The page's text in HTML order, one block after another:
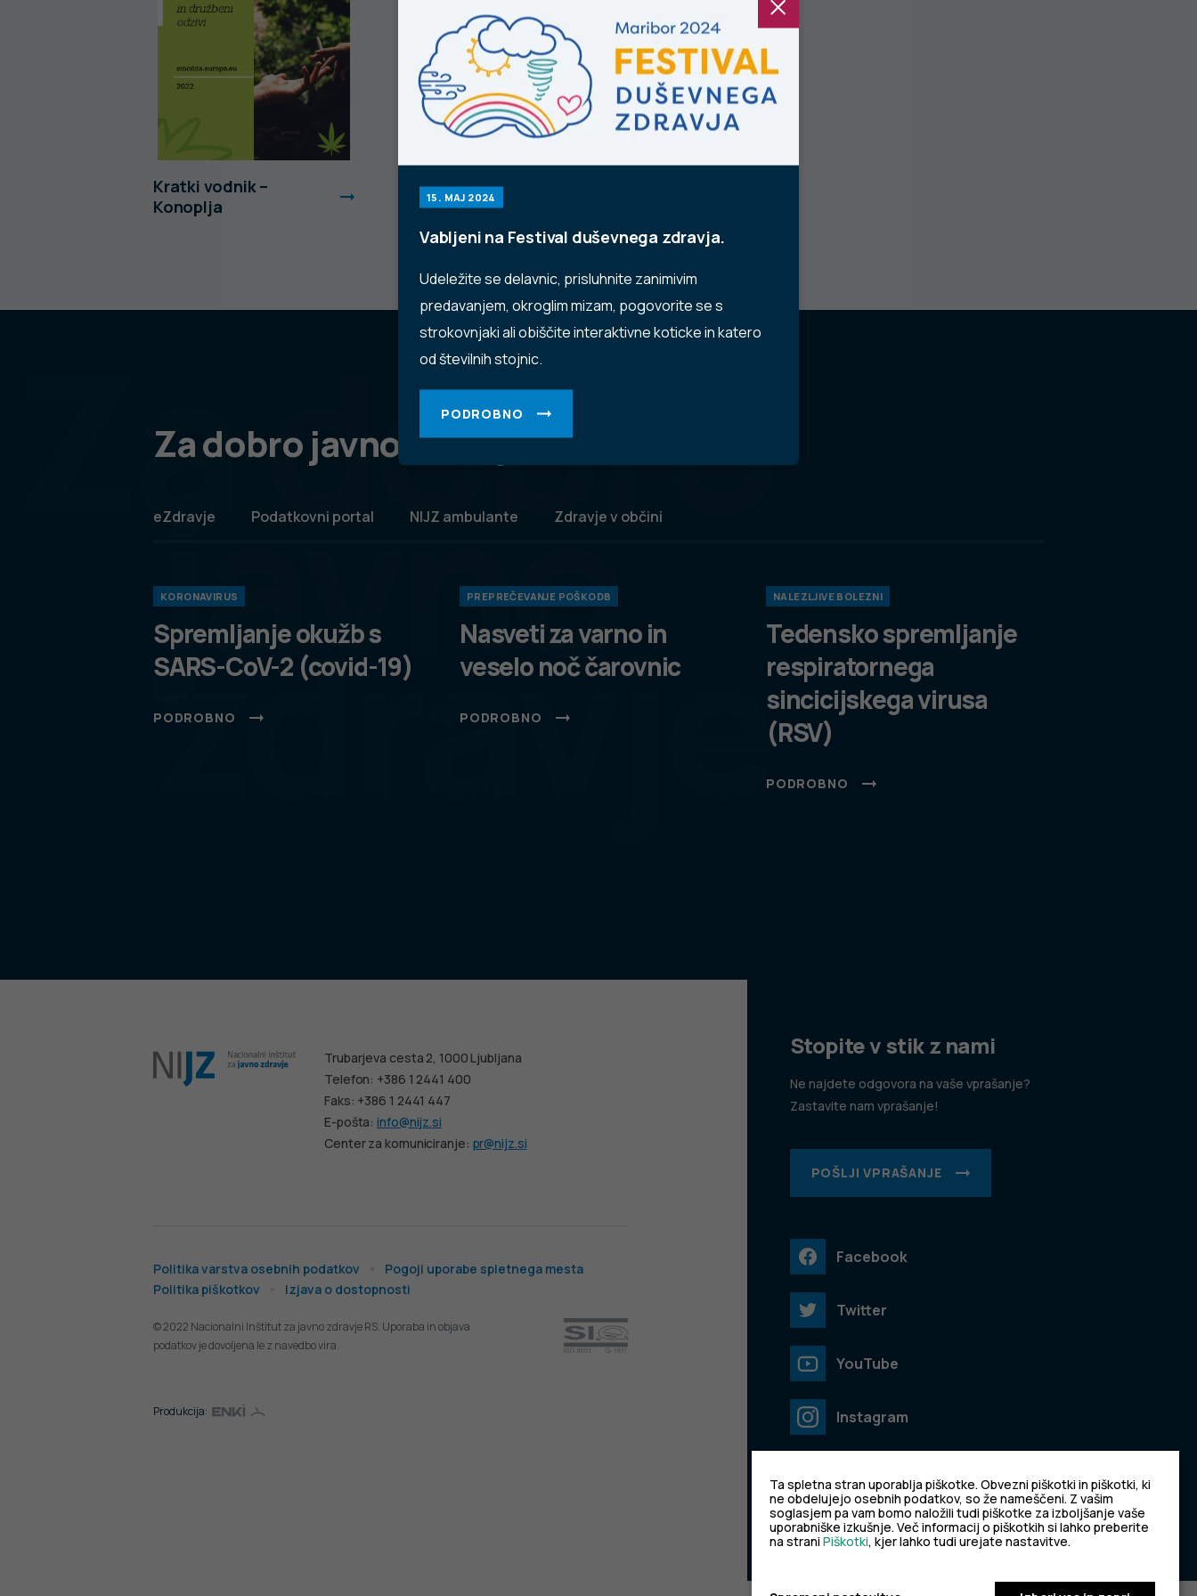
15. MAJ 2024
Vabljeni na Festival duševnega zdravja.
Udeležite se delavnic, prisluhnite zanimivim
predavanjem, okroglim mizam, pogovorite se s
strokovnjaki ali obiščite interaktivne koticke in katero
od številnih stojnic.
PODROBNO
Kratki vodnik –
Konoplja
Za dobro
javno
zdravje
Za dobro javno zdravje
eZdravje Podatkovni portal NIJZ ambulante Zdravje v občini
KORONAVIRUS
Spremljanje okužb s
SARS-CoV-2 (covid-19)
PODROBNO
PREPREČEVANJE POŠKODB
Nasveti za varno in
veselo noč čarovnic
PODROBNO
NALEZLJIVE BOLEZNI
Tedensko spremljanje
respiratornega
sincicijskega virusa
(RSV)
PODROBNO
Trubarjeva cesta 2, 1000 Ljubljana
Telefon: +386 1 2441 400
Faks: +386 1 2441 447
E-pošta:info@nijz.si
Center za komuniciranje: pr@nijz.si
Politika varstva osebnih podatkov
Pogoji uporabe spletnega mesta
Politika piškotkov
Izjava o dostopnosti
© 2022 Nacionalni Inštitut za javno zdravje RS. Uporaba in objava
podatkov je dovoljena le z navedbo vira.
Produkcija:
Stopite v stik z nami
Ne najdete odgovora na vaše vprašanje?
Zastavite nam vprašanje!
POŠLJI VPRAŠANJE
Facebook
Twitter
YouTube
Instagram
LinkedIn
Ta spletna stran uporablja piškotke. Obvezni piškotki in piškotki, ki
ne obdelujejo osebnih podatkov, so že nameščeni. Z vašim
soglasjem pa vam bomo naložili tudi piškotke za izboljšanje vaše
uporabniške izkušnje. Več informacij o piškotkih si lahko preberite
na strani Piškotki, kjer lahko tudi urejate nastavitve.